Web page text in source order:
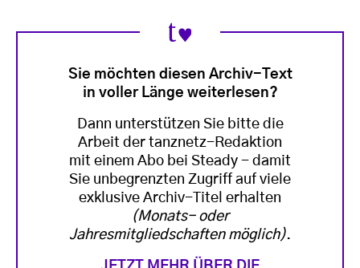
Sie möchten diesen Archiv-Text
in voller Länge weiterlesen?
Dann unterstützen Sie bitte die
Arbeit der tanznetz-Redaktion
mit einem Abo bei Steady - damit
Sie unbegrenzten Zugriff auf viele
exklusive Archiv-Titel erhalten
(Monats- oder
Jahresmitgliedschaften möglich).